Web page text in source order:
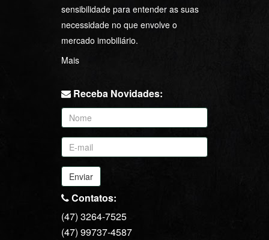
sensibilidade para entender as suas
necessidade no que envolve o
mercado imobiliário.
Mais
Receba Novidades:
Enviar
Contatos:
(47) 3264-7525
(47) 99737-4587